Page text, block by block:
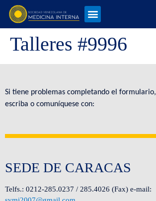
Talleres #9996
Si tiene problemas completando el formulario,
escriba o comuníquese con:
SEDE DE CARACAS
Telfs.: 0212-285.0237 / 285.4026 (Fax) e-mail: